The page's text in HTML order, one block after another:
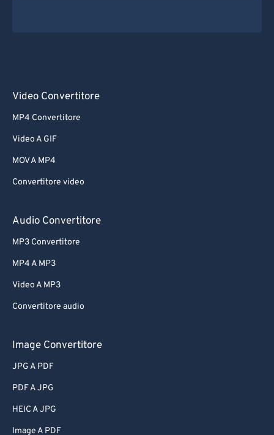
Video Convertitore
MP4 Convertitore
Video A GIF
MOV A MP4
Convertitore video
Audio Convertitore
MP3 Convertitore
MP4 A MP3
Video A MP3
Convertitore audio
Image Convertitore
JPG A PDF
PDF A JPG
HEIC A JPG
Image A PDF